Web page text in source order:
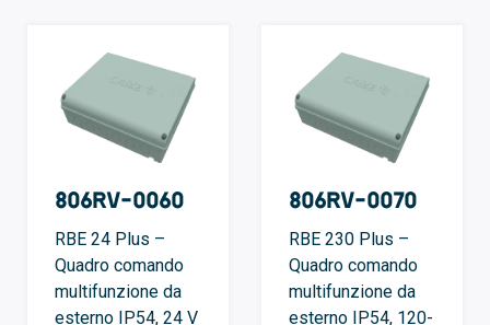
806RV-0060
RBE 24 Plus –
Quadro comando
multifunzione da
esterno IP54, 24 V
806RV-0070
RBE 230 Plus –
Quadro comando
multifunzione da
esterno IP54, 120-